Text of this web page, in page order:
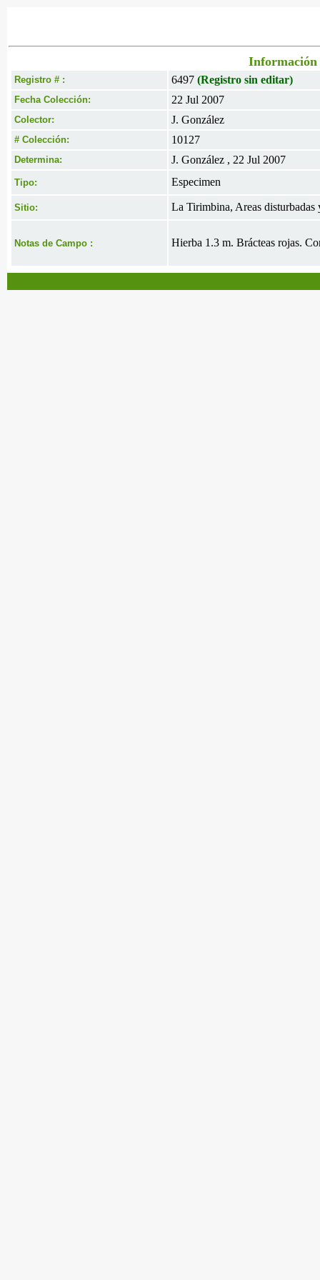
Información
Registro # : 6497 (Registro sin editar)
Fecha Colección: 22 Jul 2007
Colector: J. González
# Colección: 10127
Determina: J. González , 22 Jul 2007
Tipo: Especimen
Sitio: La Tirimbina, Areas disturbadas
Notas de Campo : Hierba 1.3 m. Brácteas rojas.